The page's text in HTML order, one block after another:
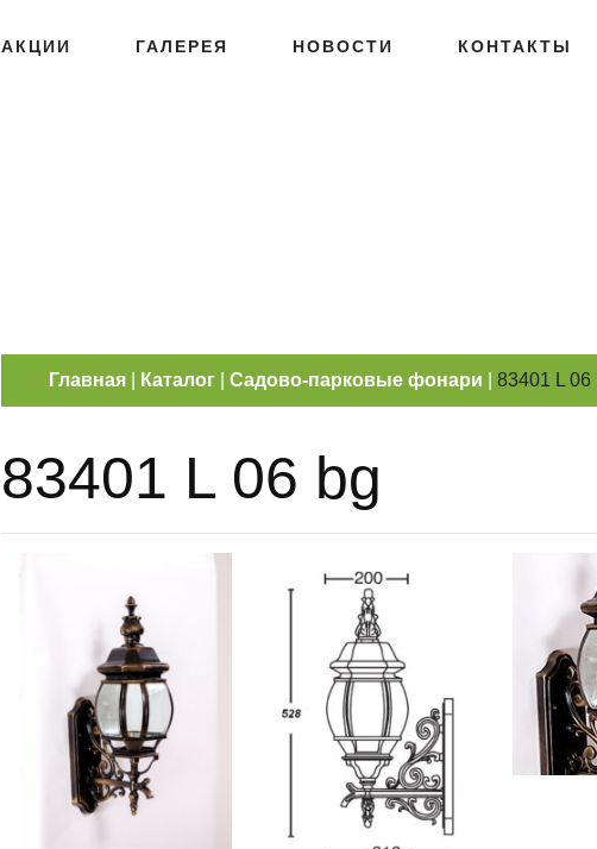
АКЦИИ ГАЛЕРЕЯ НОВОСТИ КОНТАКТЫ
Главная| Каталог| Садово-парковые фонари 83401 L 06
83401 L 06 bg